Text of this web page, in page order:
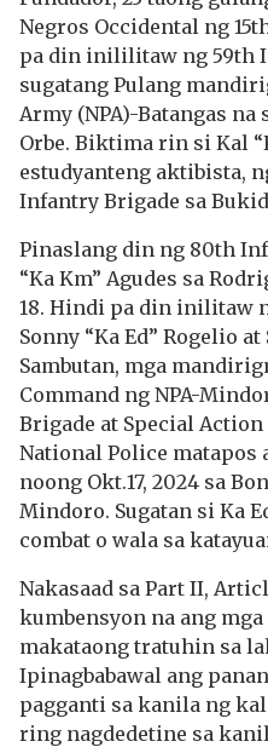
Negros Occidental ng
pa din inililitaw ng 59th
sugatang Pulang
Army (NPA)-Batangas na
Orbe. Biktima rin si Kal
estudyanteng aktibista,
Infantry Brigade sa
Pinaslang din ng 80th
“Ka Km” Agudes sa
18. Hindi pa din inilitaw
Sonny “Ka Ed” Rogelio
Sambutan, mga
Command ng NPA-
Brigade at Special
National Police matapos
noong Okt.17, 2024 sa
Mindoro. Sugatan si Ka
combat o wala sa
Nakasaad sa Part II,
kumbensyon na ang
makataong tratuhin sa
Ipinagbabawal ang
pagganti sa kanila ng
ring nagdedetine sa